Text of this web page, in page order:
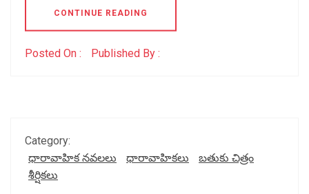
CONTINUE READING
Posted On : Published By :
Category:
ధారావాహిక నవలలు
ధారావాహికలు
బతుకు చిత్రం
శీర్షికలు